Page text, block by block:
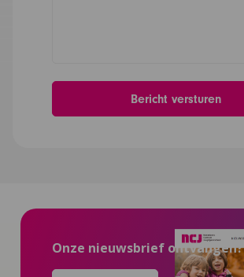
Onze nieuwsbrief ontvangen?